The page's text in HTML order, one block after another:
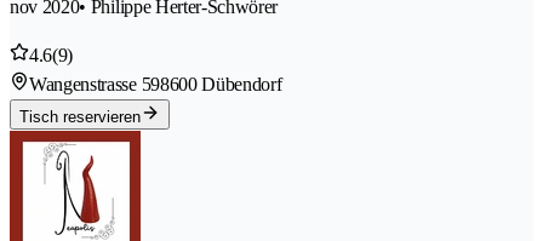
nov 2020• Philippe Herter-Schwörer
4.6(9)
Wangenstrasse 598600 Dübendorf
Tisch reservieren